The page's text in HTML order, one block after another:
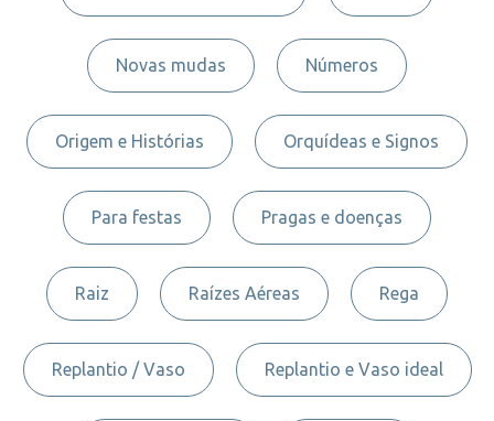
Novas mudas Números
Origem e Histórias Orquídeas e Signos
Para festas Pragas e doenças
Raiz Raízes Aéreas Rega
Replantio / Vaso Replantio e Vaso ideal